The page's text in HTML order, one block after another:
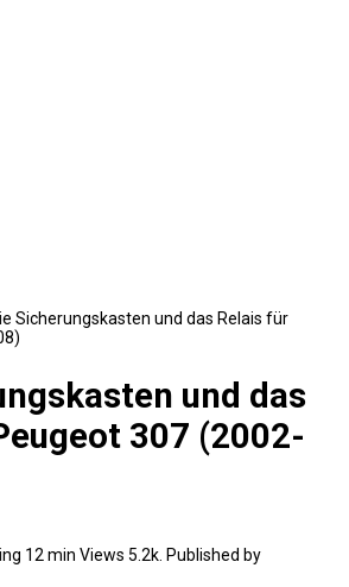
Sicherungskasten und das Relais für
und das
307 (2002-
12 min Views 5.2k. Published by